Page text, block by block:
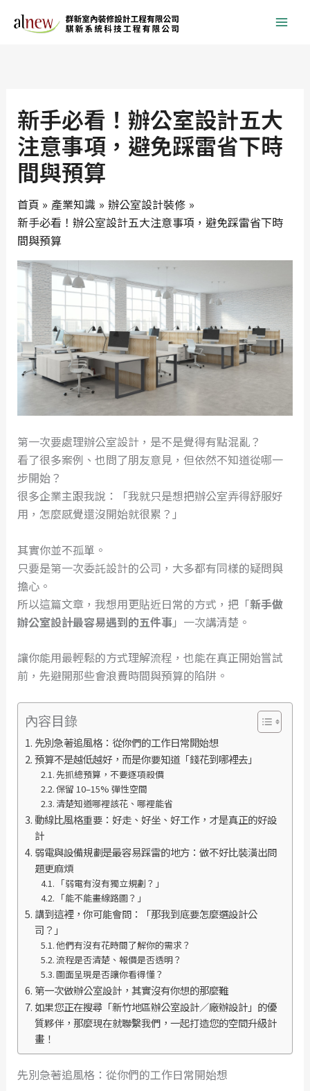
新手必看！辦公室設計五大
注意事項，避免踩雷省下時
間與預算
首頁 產業知識
辦公室設計裝修
新手必看！辦公室設計五大注意事項，避免踩雷省下時
間與預算
第一次要處理辦公室設計，是不是覺得有點混亂？
看了很多案例、也問了朋友意見，但依然不知道從哪一
步開始？
很多企業主跟我說：「我就只是想把辦公室弄得舒服好
用，怎麼感覺還沒開始就很累？」
其實你並不孤單。
只要是第一次委託設計的公司，大多都有同樣的疑問與
擔心。
所以這篇文章，我想用更貼近日常的方式，把「新手做
辦公室設計最容易遇到的五件事」一次講清楚。
讓你能用最輕鬆的方式理解流程，也能在真正開始嘗試
前，先避開那些會浪費時間與預算的陷阱。
內容目錄
先別急著追風格：從你們的工作日常開始想
預算不是越低越好，而是你要知道「錢花到哪裡去」
先抓總預算，不要逐項殺價
保留 10–15% 彈性空間
清楚知道哪裡該花、哪裡能省
動線比風格重要：好走、好坐、好工作，才是真正的好設
計
弱電與設備規劃是最容易踩雷的地方：做不好比裝潢出問
題更麻煩
「弱電有沒有獨立規劃？」
「能不能畫線路圖？」
講到這裡，你可能會問：「那我到底要怎麼選設計公
司？」
他們有沒有花時間了解你的需求？
流程是否清楚、報價是否透明？
圖面呈現是否讓你看得懂？
第一次做辦公室設計，其實沒有你想的那麼難
如果您正在搜尋「新竹地區辦公室設計／廠辦設計」的優
質夥伴，那麼現在就聯繫我們，一起打造您的空間升級計
畫！
先別急著追風格：從你們的工作日常開始想